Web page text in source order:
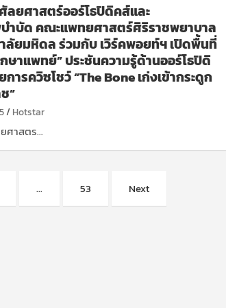
ลยศาสตร์ออร์โธปิดิคส์และ
ำบัด คณะแพทยศาสตร์ศิริราชพยาบาล
ลัยมหิดล ร่วมกับ เวิร์คพอยท์ฯ เปิดพื้นที่
ษาแพทย์” ประชันความรู้ด้านออร์โธปิดิ
การควิซโชว์ “The Bone เก่งเข้ากระดูก
”
Hotstar
ศาสตร…
… 53 Next